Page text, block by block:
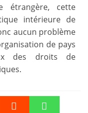
étrangère, cette
intérieure de
aucun problème
de pays
des droits de